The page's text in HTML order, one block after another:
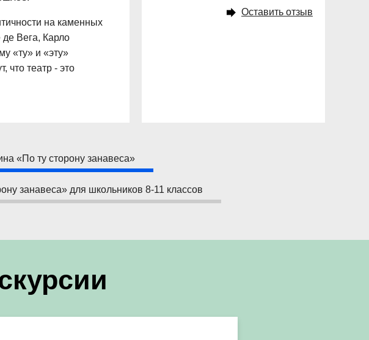
на каменных
Вега, Карло
«ту» и «эту»
что театр - это
Оставить отзыв
«По ту сторону занавеса»
занавеса» для школьников 8-11 классов